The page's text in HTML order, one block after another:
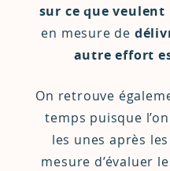
sur ce que
en mesure de
autre effort
On retrouve
temps puisque
les unes après
mesure d’évaluer